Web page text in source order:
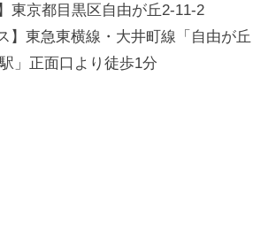
東京都目黒区自由が丘2-11-2
】東急東横線・大井町線「自由が丘
」正面口より徒歩1分